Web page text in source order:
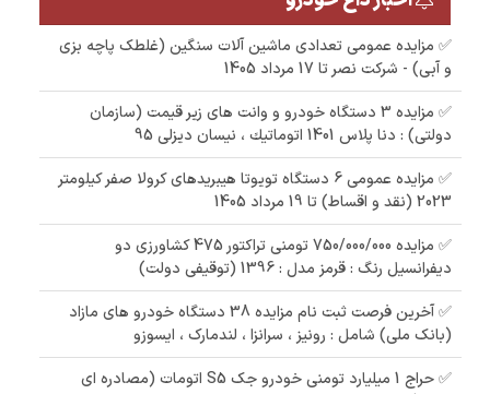
✅ مزایده عمومی تعدادی ماشین آلات سنگین (غلطک پاچه بزی
و آبی) - شرکت نصر تا 17 مرداد 1405
✅ مزایده 3 دستگاه خودرو و وانت های زیر قیمت (سازمان
دولتی) : دنا پلاس 1401 اتوماتيك ، نیسان دیزلی 95
✅ مزایده عمومی 6 دستگاه تویوتا هیبریدهای کرولا صفر کیلومتر
2023 (نقد و اقساط) تا 19 مرداد 1405
✅ مزایده 750/000/000 تومنی تراکتور 475 کشاورزی دو
دیفرانسیل رنگ : قرمز مدل : 1396 (توقیفی دولت)
✅ آخرین فرصت ثبت نام مزایده 38 دستگاه خودرو های مازاد
(بانک ملی) شامل : رونیز ، سرانزا ، لندمارک ، ایسوزو
✅ حراج 1 میلیارد تومنی خودرو جک S5 اتومات (مصادره ای